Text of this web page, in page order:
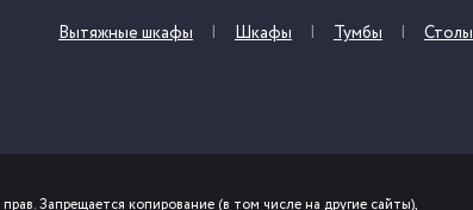
Вытяжные шкафы Шкафы Тумбы Столы
Запрещается копирование (в том числе на другие сайты),